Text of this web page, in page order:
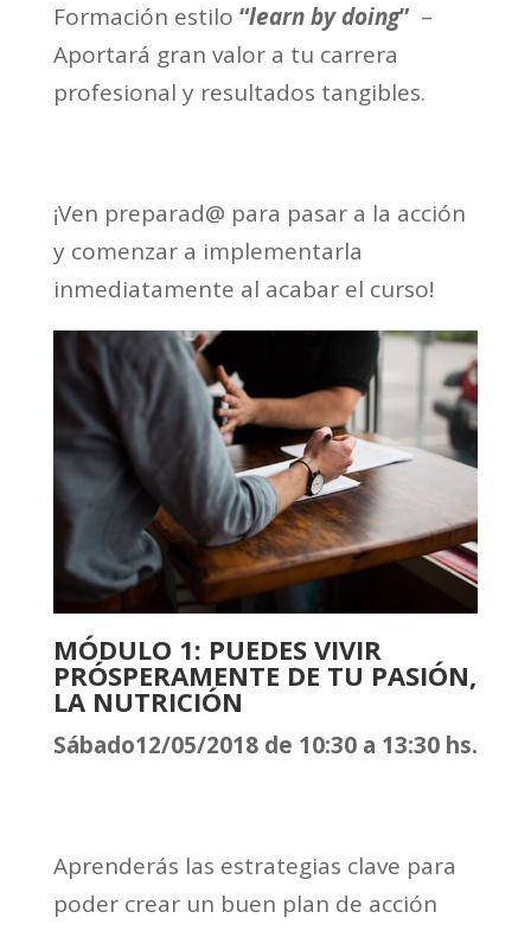
Formación estilo “learn by doing”–
Aportará gran valor a tu carrera
profesional y resultados tangibles.
¡Ven preparad@ para pasar a la acción
y comenzar a implementarla
inmediatamente al acabar el curso!
MÓDULO 1: PUEDES VIVIR
PRÓSPERAMENTE DE TU PASIÓN,
LA NUTRICIÓN
Sábado12/05/2018 de 10:30 a 13:30 hs.
Aprenderás las estrategias clave para
poder crear un buen plan de acción